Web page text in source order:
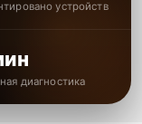
устройств
диагностика